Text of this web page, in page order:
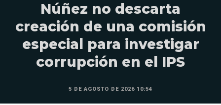
Núñez no descarta
creación de una comisión
especial para investigar
corrupción en el IPS
5 DE AGOSTO DE 2026 10:54